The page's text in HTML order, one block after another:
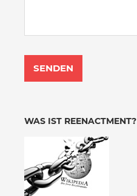
WAS IST REENACTMENT?